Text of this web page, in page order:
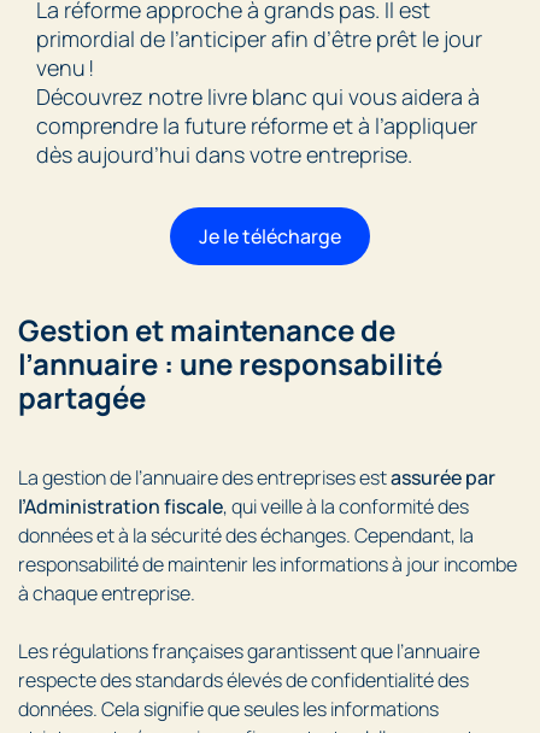
La réforme approche à grands pas. Il est
primordial de l’anticiper afin d’être prêt le jour
venu !
Découvrez notre livre blanc qui vous aidera à
comprendre la future réforme et à l’appliquer
dès aujourd’hui dans votre entreprise.
Je le télécharge
Gestion et maintenance de
l’annuaire : une responsabilité
partagée
La gestion de l’annuaire des entreprises estassurée par
l’Administration fiscale, qui veille à la conformité des
données et à la sécurité des échanges. Cependant, la
responsabilité de maintenir les informations à jour incombe
à chaque entreprise.
Les régulations françaises garantissent que l’annuaire
respecte des standards élevés de confidentialité des
données. Cela signifie que seules les informations